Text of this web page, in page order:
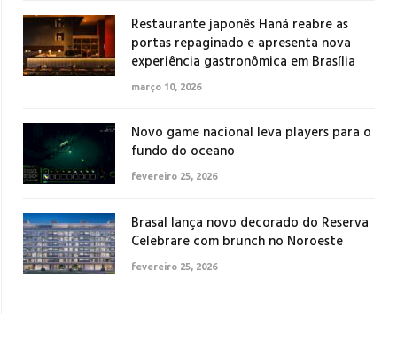
Restaurante japonês Haná reabre as
portas repaginado e apresenta nova
experiência gastronômica em Brasília
março 10, 2026
Novo game nacional leva players para o
fundo do oceano
fevereiro 25, 2026
Brasal lança novo decorado do Reserva
Celebrare com brunch no Noroeste
fevereiro 25, 2026